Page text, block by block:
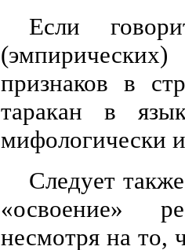
Если
признаков в
таракан в
мифологически
Следует
«освоение»
несмотря на то,